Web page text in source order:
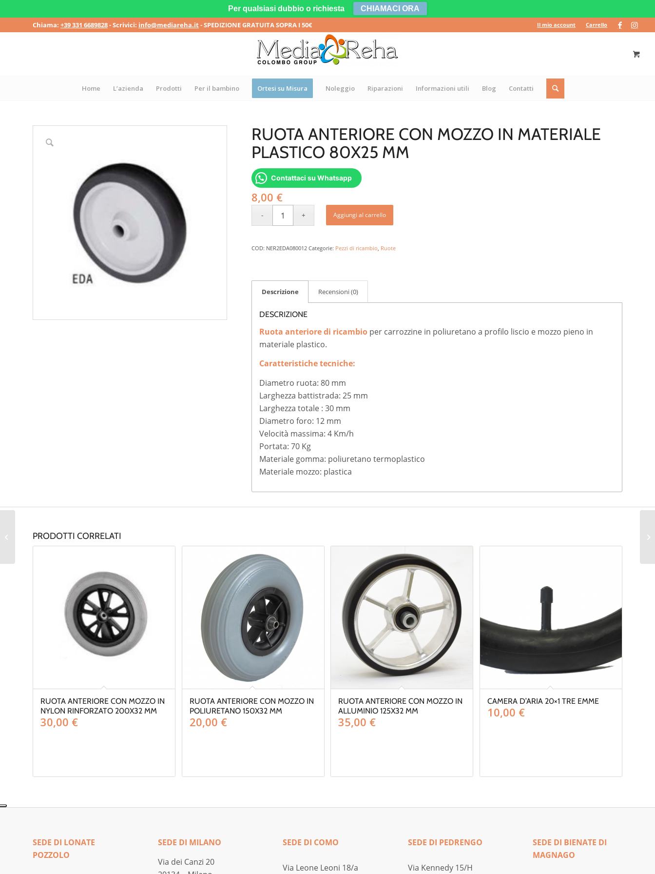
Il mio account Carrello
Chiama: +39 331 6689828- Scrivici: info@mediareha.it- SPEDIZIONE GRATUITA SOPRA I 50€
Home L’azienda Prodotti Per il bambino Ortesi su Misura Noleggio Riparazioni Informazioni utili Blog Contatti
RUOTA ANTERIORE CON MOZZO IN MATERIALE
PLASTICO 80X25 MM
Contattaci su Whatsapp
8,00 €
Aggiungi al carrello
COD: NER2EDA080012 Categorie: Pezzi di ricambio, Ruote
Descrizione Recensioni (0)
DESCRIZIONE
Ruota anteriore di ricambio per carrozzine in poliuretano a profilo liscio e mozzo pieno in
materiale plastico.
Caratteristiche tecniche:
Diametro ruota: 80 mm
Larghezza battistrada: 25 mm
Larghezza totale : 30 mm
Diametro foro: 12 mm
Velocità massima: 4 Km/h
Portata: 70 Kg
Materiale gomma: poliuretano termoplastico
Materiale mozzo: plastica
PRODOTTI CORRELATI
RUOTA ANTERIORE CON MOZZO IN
NYLON RINFORZATO 200X32 MM
30,00 €
RUOTA ANTERIORE CON MOZZO IN
POLIURETANO 150X32 MM
20,00 €
RUOTA ANTERIORE CON MOZZO IN
ALLUMINIO 125X32 MM
35,00 €
CAMERA D’ARIA 20×1 TRE EMME
10,00 €
SEDE DI LONATE
POZZOLO
SEDE DI MILANO
Via dei Canzi 20
SEDE DI COMO
Via Leone Leoni 18/a
SEDE DI PEDRENGO
Via Kennedy 15/H
SEDE DI BIENATE DI
MAGNAGO
mozzo in Nylon
rinforzato 200X32 mm
Per qualsiasi dubbio o richiesta CHIAMACI ORA